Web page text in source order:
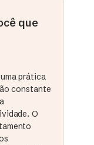
que
prática
constante
O